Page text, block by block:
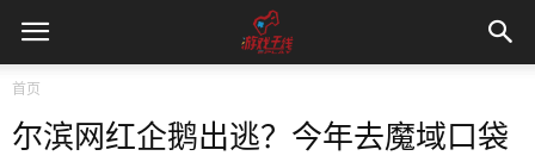
首页
尔滨网红企鹅出逃？今年去魔域口袋